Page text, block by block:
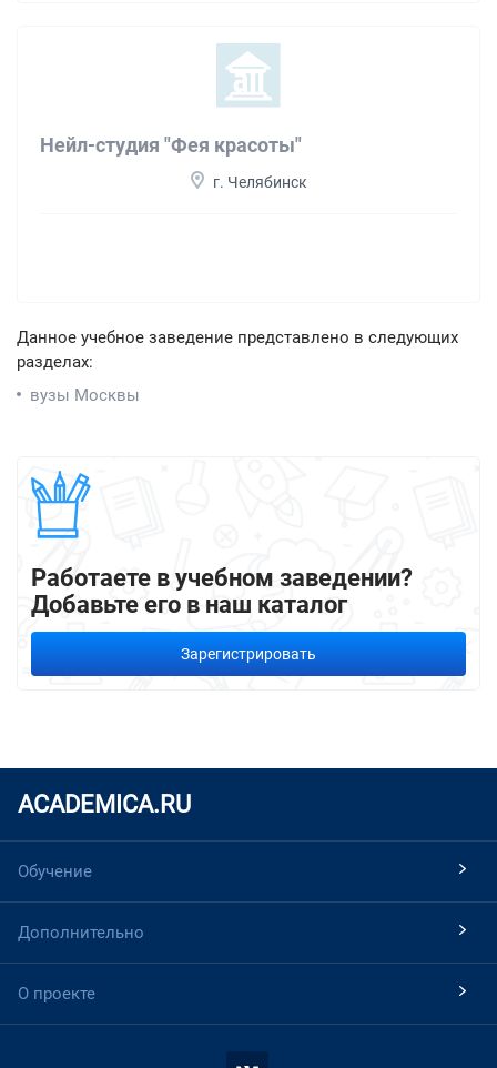
Нейл-студия "Фея красоты"
г. Челябинск
Данное учебное заведение представлено в следующих
разделах:
вузы Москвы
Работаете в учебном заведении?
Добавьте его в наш каталог
Зарегистрировать
ACADEMICA.RU
Обучение
Дополнительно
О проекте